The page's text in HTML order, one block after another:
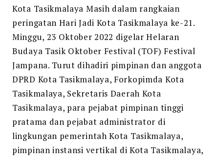
RANGKA
MEMERIAHKAN
KOTA
TASIKMALAYA
KE-
21,
DINAS
SOSIAL
KOTA
TASIKMALAYA
Kota Tasikmalaya Masih dalam rangkaian
peringatan Hari Jadi Kota Tasikmalaya ke-21.
Minggu, 23 Oktober 2022 digelar Helaran
Budaya Tasik Oktober Festival (TOF) Festival
Jampana. Turut dihadiri pimpinan dan anggota
DPRD Kota Tasikmalaya, Forkopimda Kota
Tasikmalaya, Sekretaris Daerah Kota
Tasikmalaya, para pejabat pimpinan tinggi
pratama dan pejabat administrator di
lingkungan pemerintah Kota Tasikmalaya,
pimpinan instansi vertikal di Kota Tasikmalaya,